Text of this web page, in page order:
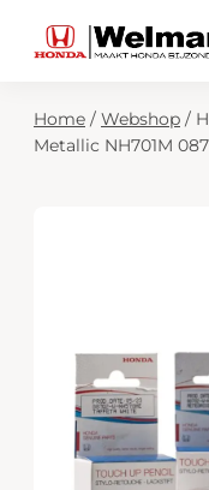
Modellen
Webshop
Contact
Zoekfunctie
Home / Webshop /
Metallic NH701M